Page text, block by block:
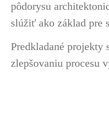
pôdorysu
slúžiť ako základ pre
Predkladané
zlepšovaniu procesu